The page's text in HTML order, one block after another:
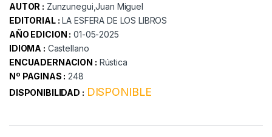
AUTOR : Zunzunegui,Juan Miguel
EDITORIAL : LA ESFERA DE LOS LIBROS
AÑO EDICION : 01-05-2025
IDIOMA : Castellano
ENCUADERNACION : Rústica
Nº PAGINAS : 248
DISPONIBILIDAD : DISPONIBLE